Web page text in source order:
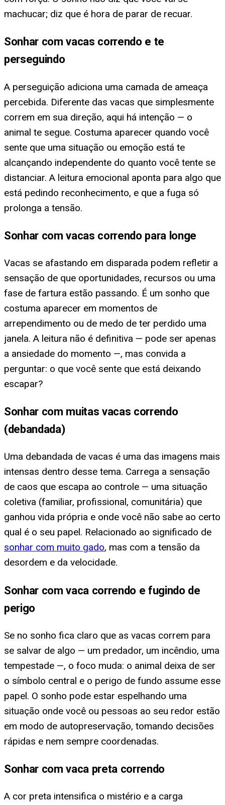
machucar; diz que é hora de parar de recuar.
Sonhar com vacas correndo e te
perseguindo
A perseguição adiciona uma camada de ameaça
percebida. Diferente das vacas que simplesmente
correm em sua direção, aqui há intenção — o
animal te segue. Costuma aparecer quando você
sente que uma situação ou emoção está te
alcançando independente do quanto você tente se
distanciar. A leitura emocional aponta para algo que
está pedindo reconhecimento, e que a fuga só
prolonga a tensão.
Sonhar com vacas correndo para longe
Vacas se afastando em disparada podem refletir a
sensação de que oportunidades, recursos ou uma
fase de fartura estão passando. É um sonho que
costuma aparecer em momentos de
arrependimento ou de medo de ter perdido uma
janela. A leitura não é definitiva — pode ser apenas
a ansiedade do momento —, mas convida a
perguntar: o que você sente que está deixando
escapar?
Sonhar com muitas vacas correndo
(debandada)
Uma debandada de vacas é uma das imagens mais
intensas dentro desse tema. Carrega a sensação
de caos que escapa ao controle — uma situação
coletiva (familiar, profissional, comunitária) que
ganhou vida própria e onde você não sabe ao certo
qual é o seu papel. Relacionado ao significado de
sonhar com muito gado, mas com a tensão da
desordem e da velocidade.
Sonhar com vaca correndo e fugindo de
perigo
Se no sonho fica claro que as vacas correm para
se salvar de algo — um predador, um incêndio, uma
tempestade —, o foco muda: o animal deixa de ser
o símbolo central e o perigo de fundo assume esse
papel. O sonho pode estar espelhando uma
situação onde você ou pessoas ao seu redor estão
em modo de autopreservação, tomando decisões
rápidas e nem sempre coordenadas.
Sonhar com vaca preta correndo
A cor preta intensifica o mistério e a carga